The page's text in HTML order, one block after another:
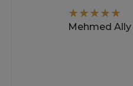
Mehmed Ally